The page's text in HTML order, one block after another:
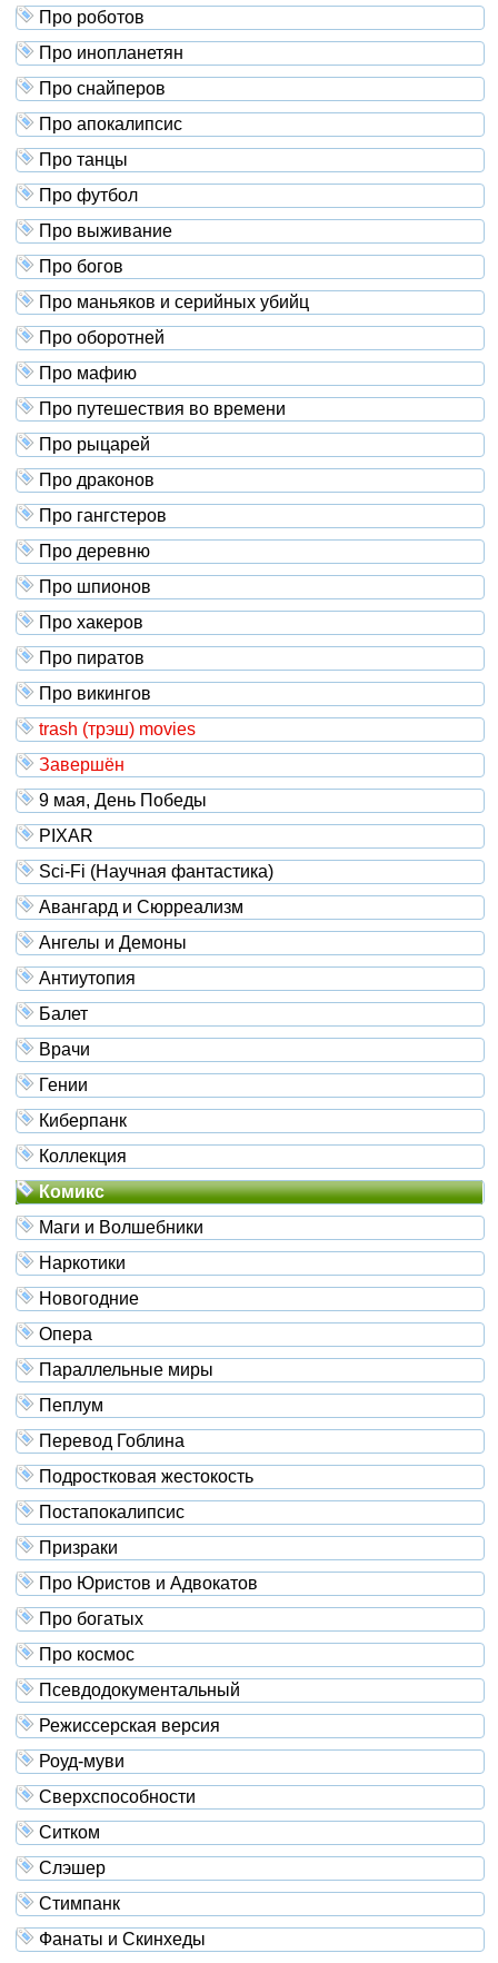
Про роботов
Про инопланетян
Про снайперов
Про апокалипсис
Про танцы
Про футбол
Про выживание
Про богов
Про маньяков и серийных убийц
Про оборотней
Про мафию
Про путешествия во времени
Про рыцарей
Про драконов
Про гангстеров
Про деревню
Про шпионов
Про хакеров
Про пиратов
Про викингов
trash (трэш) movies
Завершён
9 мая, День Победы
PIXAR
Sci-Fi (Научная фантастика)
Авангард и Сюрреализм
Ангелы и Демоны
Антиутопия
Балет
Врачи
Гении
Киберпанк
Коллекция
Комикс
Маги и Волшебники
Наркотики
Новогодние
Опера
Параллельные миры
Пеплум
Перевод Гоблина
Подростковая жестокость
Постапокалипсис
Призраки
Про Юристов и Адвокатов
Про богатых
Про космос
Псевдодокументальный
Режиссерская версия
Роуд-муви
Сверхспособности
Ситком
Слэшер
Стимпанк
Фанаты и Скинхеды